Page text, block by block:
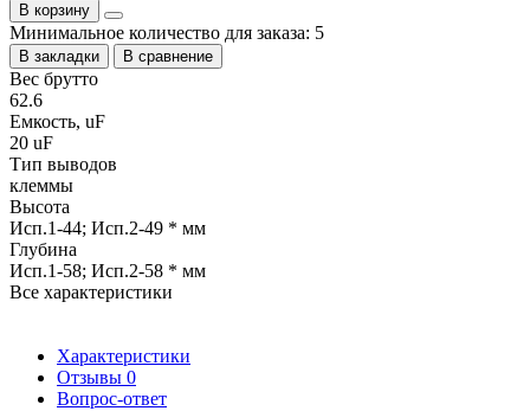
В корзину
Минимальное количество для заказа: 5
В закладки В сравнение
Вес брутто
62.6
Емкость, uF
20 uF
Тип выводов
клеммы
Высота
Исп.1-44; Исп.2-49 * мм
Глубина
Исп.1-58; Исп.2-58 * мм
Все характеристики
Характеристики
Отзывы 0
Вопрос-ответ